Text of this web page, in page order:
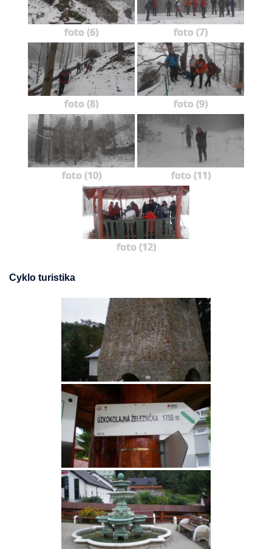
foto (6) foto (7)
foto (8) foto (9)
foto (10) foto (11)
foto (12)
Cyklo turistika